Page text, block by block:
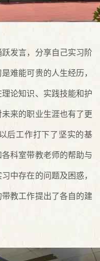
发言，分享自己实习阶
难能可贵的人生经历，
论知识、实践技能和护
来的职业生涯也有了更
后工作打下了坚实的基
科室带教老师的帮助与
中存在的问题及困惑，
教工作提出了各自的建